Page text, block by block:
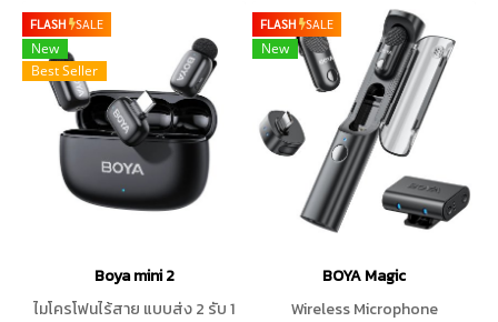
FLASH SALE
New
Best Seller
Boya mini 2
ไมโครโฟนไร้สาย แบบส่ง 2 รับ 1
FLASH SALE
New
BOYA Magic
Wireless Microphone